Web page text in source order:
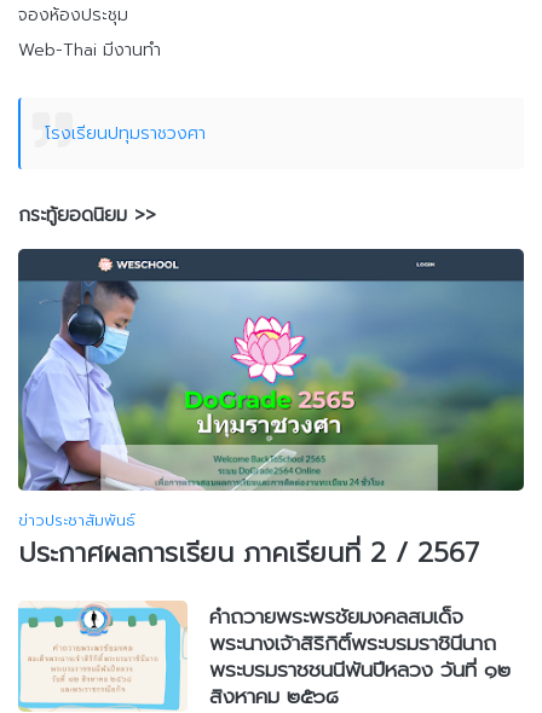
จองห้องประชุม
Web-Thai มีงานทำ
โรงเรียนปทุมราชวงศา
กระทู้ยอดนิยม >>
ข่าวประชาสัมพันธ์
ประกาศผลการเรียน ภาคเรียนที่ 2 / 2567
คำถวายพระพรชัยมงคลสมเด็จ
พระนางเจ้าสิริกิติ์พระบรมราชินีนาถ
พระบรมราชชนนีพันปีหลวง วันที่ ๑๒
สิงหาคม ๒๕๖๘